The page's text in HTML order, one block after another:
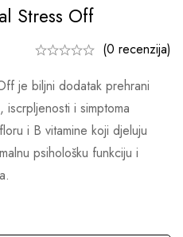
Stress Off
(0 recenzija)
je biljni dodatak prehrani
iscrpljenosti i simptoma
i B vitamine koji djeluju
psihološku funkciju i